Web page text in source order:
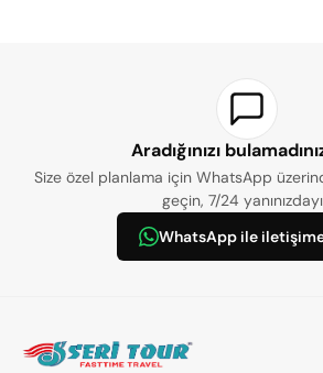
Kumluca Merkez:12 km
Aradığınızı
Size özel planlama için WhatsApp
geçin, 7/24
WhatsApp ile